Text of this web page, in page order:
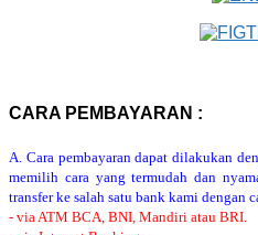
CARA PEMBAYARAN :
A. Cara pembayaran dapat dilakukan
memilih cara yang termudah dan
transfer ke salah satu bank kami dengan
- via ATM BCA, BNI, Mandiri atau BRI.